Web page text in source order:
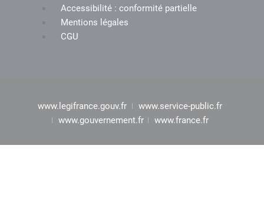
Accessibilité : conformité partielle
Mentions légales
CGU
www.legifrance.gouv.fr
www.service-public.fr
www.gouvernement.fr
www.france.fr